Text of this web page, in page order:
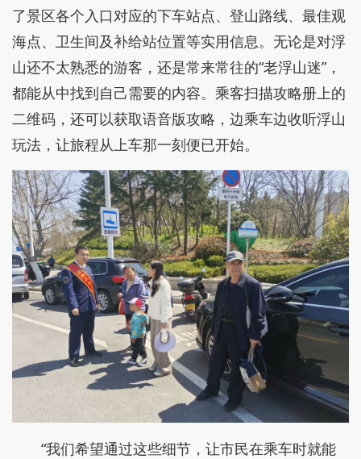
了景区各个入口对应的下车站点、登山路线、最佳观
海点、卫生间及补给站位置等实用信息。无论是对浮
山还不太熟悉的游客，还是常来常往的“老浮山迷”，
都能从中找到自己需要的内容。乘客扫描攻略册上的
二维码，还可以获取语音版攻略，边乘车边收听浮山
玩法，让旅程从上车那一刻便已开始。
“我们希望通过这些细节，让市民在乘车时就能